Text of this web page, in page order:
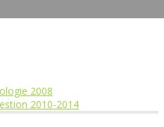
2008
2010-2014